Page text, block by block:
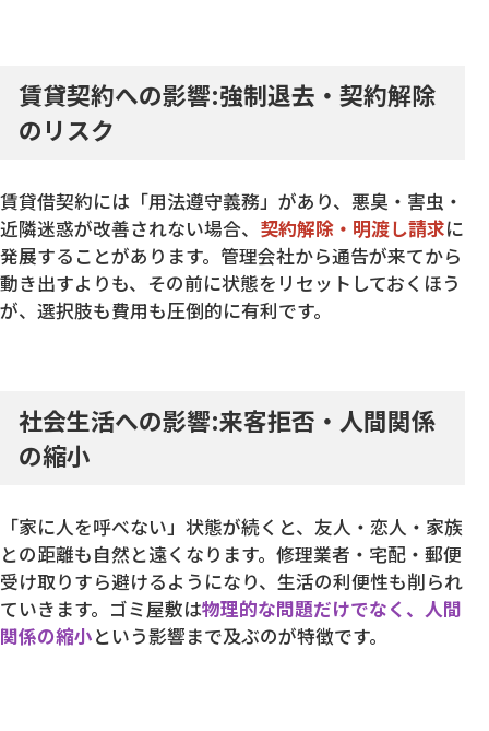
賃貸契約への影響:強制退去・契約解除
のリスク
賃貸借契約には「用法遵守義務」があり、悪臭・害虫・
近隣迷惑が改善されない場合、 契約解除・明渡し請求に
発展することがあります。管理会社から通告が来てから
動き出すよりも、その前に状態をリセットしておくほう
が、選択肢も費用も圧倒的に有利です。
社会生活への影響:来客拒否・人間関係
の縮小
「家に人を呼べない」状態が続くと、友人・恋人・家族
との距離も自然と遠くなります。修理業者・宅配・郵便
受け取りすら避けるようになり、生活の利便性も削られ
ていきます。ゴミ屋敷は物理的な問題だけでなく、人間
関係の縮小という影響まで及ぶのが特徴です。